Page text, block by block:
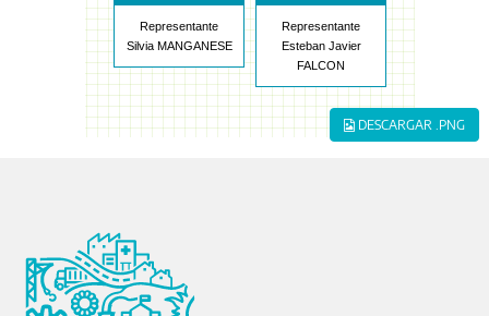
Representante
Silvia MANGANESE
Representante
Esteban Javier
FALCON
DESCARGAR .PNG